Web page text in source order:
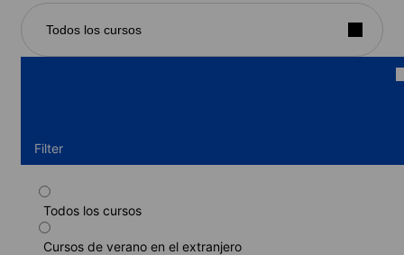
Todos los cursos
Filter
Todos los cursos
Cursos de verano en el extranjero
Programa de inglés estándar (residencia)
(12-17 años)